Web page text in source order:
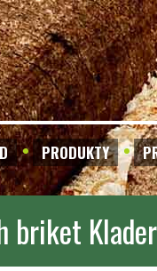
PRODUKTY
briket